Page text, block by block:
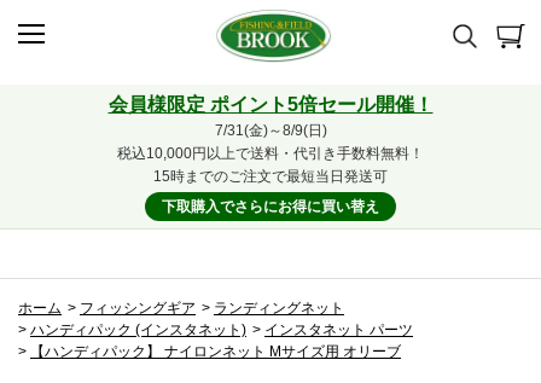
会員様限定 ポイント5倍セール開催！
7/31(金)～8/9(日)
税込10,000円以上で送料・代引き手数料無料！
15時までのご注文で最短当日発送可
下取購入でさらにお得に買い替え
ホーム > フィッシングギア > ランディングネット
> ハンディパック (インスタネット) > インスタネット パーツ
>
【ハンディパック】 ナイロンネット Mサイズ用 オリーブ